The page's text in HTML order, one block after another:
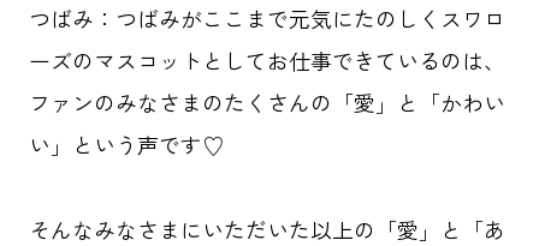
つばみ：つばみがここまで元気にたのしくスワロ
ーズのマスコットとしてお仕事できているのは、
ファンのみなさまのたくさんの「愛」と「かわい
い」という声です♡
そんなみなさまにいただいた以上の「愛」と「あ